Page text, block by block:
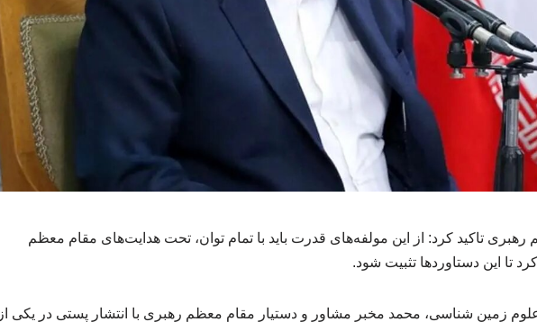
تاکید کرد: از این مولفه‌های قدرت باید با تمام توان، تحت هدایت‌های مقام معظم
تا این دستاوردها تثبیت شود.
زمین شناسی، محمد مخبر مشاور و دستیار مقام معظم رهبری با انتشار پستی در یکی از